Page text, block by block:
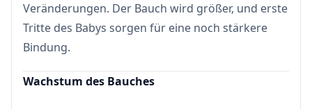
Veränderungen. Der Bauch wird größer, und erste
Tritte des Babys sorgen für eine noch stärkere
Bindung.
Wachstum des Bauches